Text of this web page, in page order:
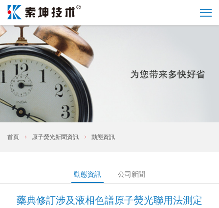
首頁 原子熒光新聞資訊 動態資訊
動態資訊 公司新聞
藥典修訂涉及液相色譜原子熒光聯用法測定